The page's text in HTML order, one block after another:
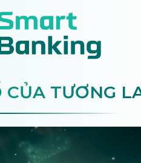
CỦA TƯƠNG